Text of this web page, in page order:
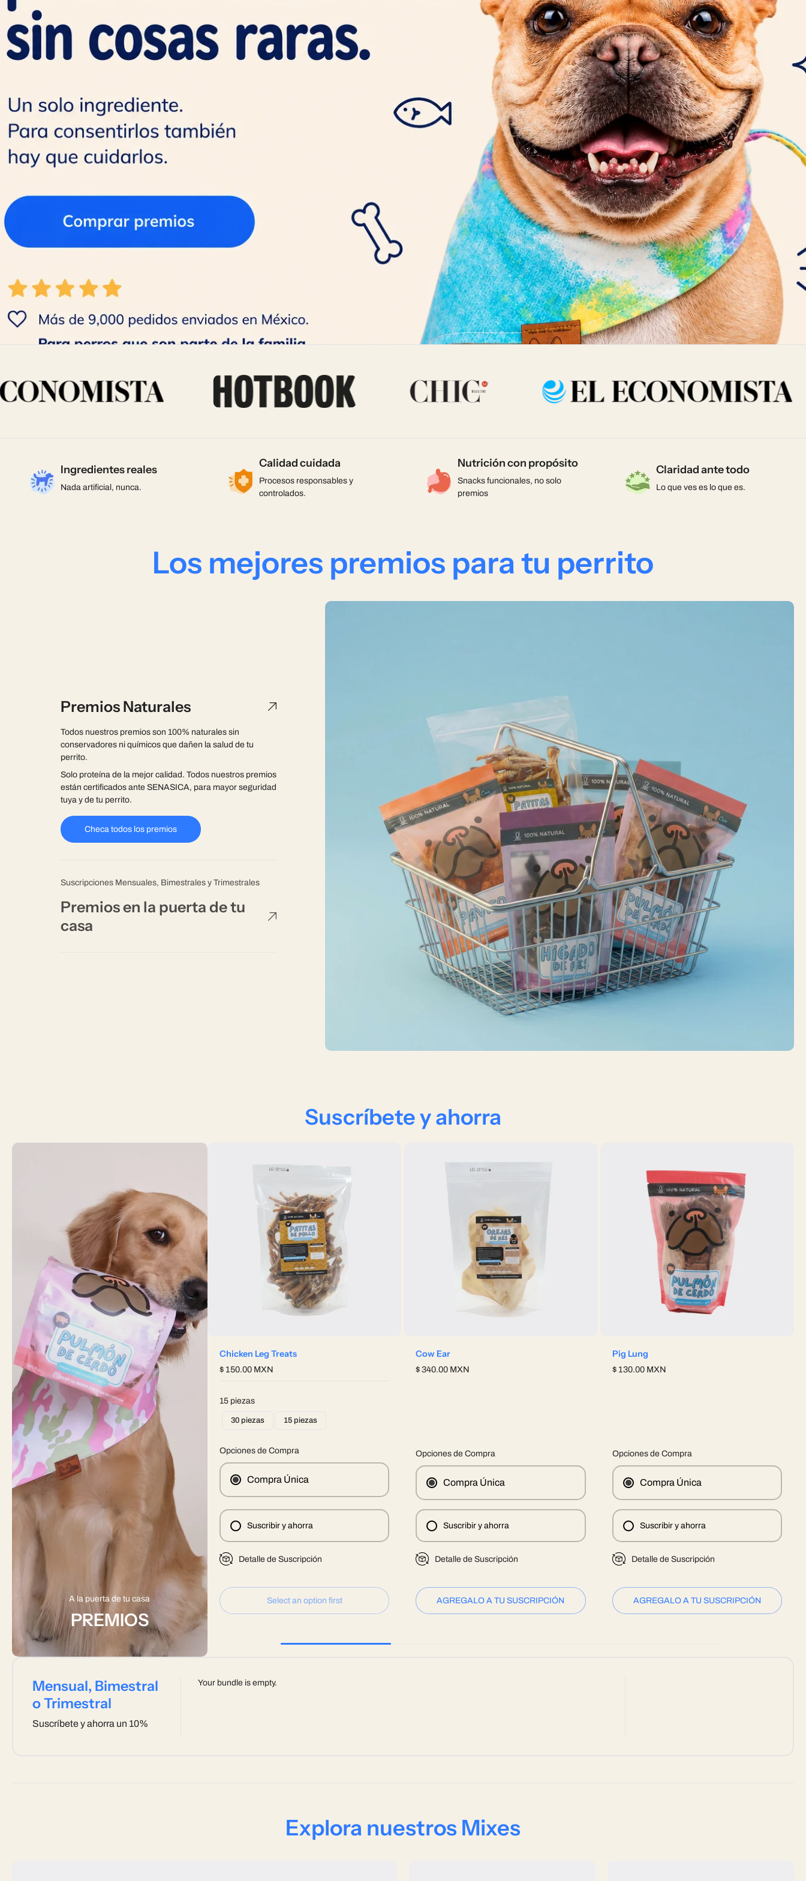
Ingredientes reales
Nada artificial, nunca.
Calidad cuidada
Procesos responsables y
controlados.
Nutrición con propósito
Snacks funcionales, no solo
premios
Claridad ante todo
Lo que ves es lo que es.
Los mejores premios para tu perrito
Premios Naturales
Todos nuestros premios son 100% naturales sin
conservadores ni químicos que dañen la salud de tu
perrito.
Solo proteína de la mejor calidad. Todos nuestros premios
están certificados ante SENASICA, para mayor seguridad
tuya y de tu perrito.
Checa todos los premios
Suscripciones Mensuales, Bimestrales y Trimestrales
Premios en la puerta de tu
casa
Suscríbete y ahorra
A la puerta de tu casa
PREMIOS
Chicken Leg Treats
$ 150.00 MXN
15 piezas
30 piezas 15 piezas
Opciones de Compra
Compra Única
Suscribir y ahorra
Detalle de Suscripción
Select an option first
Cow Ear
$ 340.00 MXN
Opciones de Compra
Compra Única
Suscribir y ahorra
Detalle de Suscripción
AGREGALO A TU SUSCRIPCIÓN
Pig Lung
$ 130.00 MXN
Opciones de Compra
Compra Única
Suscribir y ahorra
Detalle de Suscripción
AGREGALO A TU SUSCRIPCIÓN
Mensual, Bimestral
o Trimestral
Suscríbete y ahorra un 10%
Your bundle is empty.
Explora nuestros Mixes